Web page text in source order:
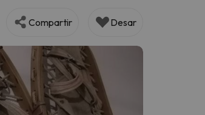
Compartir Desar